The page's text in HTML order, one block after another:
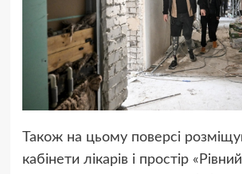
Також на цьому поверсі
кабінети лікарів і простір